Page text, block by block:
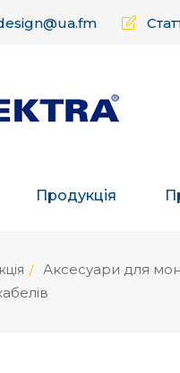
Продукція
Аксесуари для